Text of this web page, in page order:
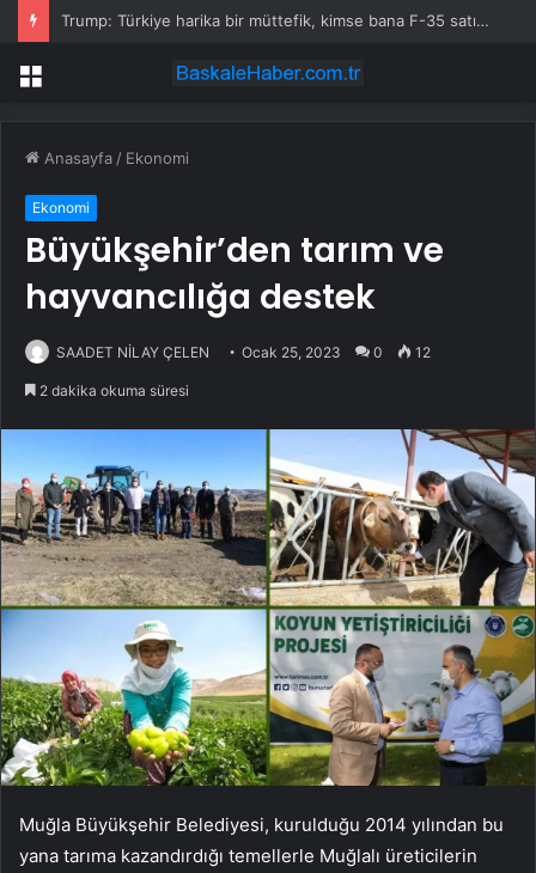
Trump: Türkiye harika bir müttefik, kimse bana F-35 satışı için ne yapmam gerektiğini söyleyemez
Menü
Anasayfa / Ekonomi
Ekonomi
Büyükşehir’den tarım ve
hayvancılığa destek
SAADET NİLAY ÇELEN Ocak 25, 2023 0 12
2 dakika okuma süresi
Muğla Büyükşehir Belediyesi, kurulduğu 2014 yılından bu
yana tarıma kazandırdığı temellerle Muğlalı üreticilerin